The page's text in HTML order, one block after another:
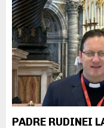
PADRE RUDINEI